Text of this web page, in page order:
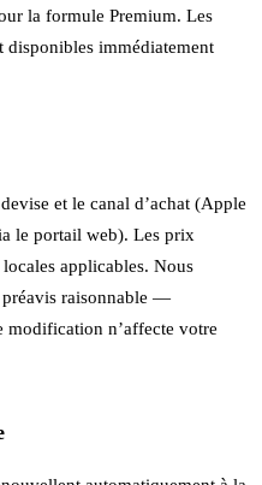
la formule Premium. Les
immédiatement
et le canal d’achat (Apple
le portail web). Les prix
applicables. Nous
raisonnable —
modification n’affecte votre